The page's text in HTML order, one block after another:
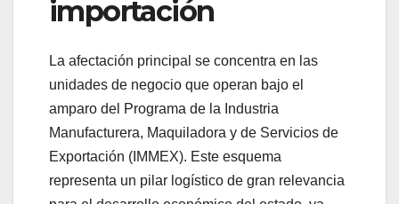
importación
La afectación principal se concentra en las
unidades de negocio que operan bajo el
amparo del Programa de la Industria
Manufacturera, Maquiladora y de Servicios de
Exportación (IMMEX). Este esquema
representa un pilar logístico de gran relevancia